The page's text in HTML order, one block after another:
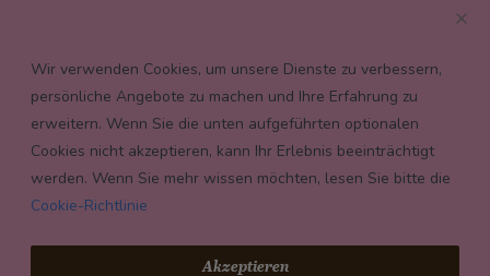
Payment conditions
Wir verwenden Cookies, um unsere Dienste zu verbessern,
persönliche Angebote zu machen und Ihre Erfahrung zu
erweitern. Wenn Sie die unten aufgeführten optionalen
Cookies nicht akzeptieren, kann Ihr Erlebnis beeinträchtigt
werden. Wenn Sie mehr wissen möchten, lesen Sie bitte die
Cookie-Richtlinie
Akzeptieren
© 2026 Confiserie Bachmann, Luzern